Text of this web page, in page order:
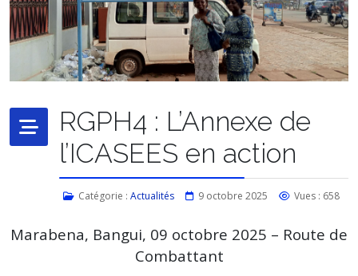
RGPH4 : L’Annexe de
l’ICASEES en action
Catégorie : Actualités 9 octobre 2025 Vues : 658
Marabena, Bangui, 09 octobre 2025 – Route de
Combattant